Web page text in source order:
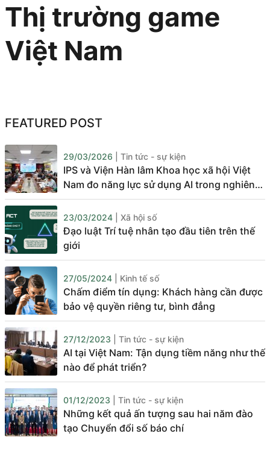
Thị trường game
Việt Nam
FEATURED POST
29/03/2026 | Tin tức - sự kiện
IPS và Viện Hàn lâm Khoa học xã hội Việt
Nam đo năng lực sử dụng AI trong nghiên
cứu và tư vấn chính sách
23/03/2024 | Xã hội số
Đạo luật Trí tuệ nhân tạo đầu tiên trên thế
giới
27/05/2024 | Kinh tế số
Chấm điểm tín dụng: Khách hàng cần được
bảo vệ quyền riêng tư, bình đẳng
27/12/2023 | Tin tức - sự kiện
AI tại Việt Nam: Tận dụng tiềm năng như thế
nào để phát triển?
01/12/2023 | Tin tức - sự kiện
Những kết quả ấn tượng sau hai năm đào
tạo Chuyển đổi số báo chí